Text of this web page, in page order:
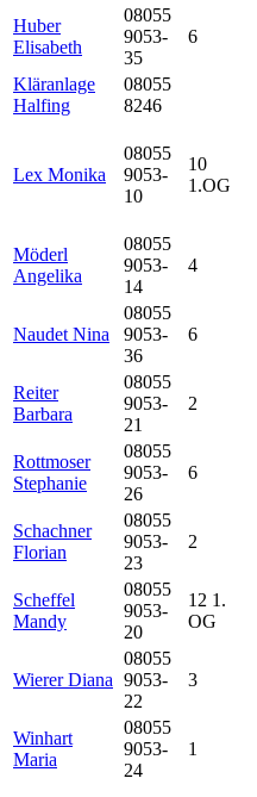
Huber
Elisabeth
08055
9053-
35
6
Kläranlage
Halfing
08055
8246
Lex Monika
08055
9053-
10
10
1.OG
Möderl
Angelika
08055
9053-
14
4
Naudet Nina
08055
9053-
36
6
Reiter
Barbara
08055
9053-
21
2
Rottmoser
Stephanie
08055
9053-
26
6
Schachner
Florian
08055
9053-
23
2
Scheffel
Mandy
08055
9053-
20
12 1.
OG
Wierer Diana
08055
9053-
22
3
Winhart
Maria
08055
9053-
24
1